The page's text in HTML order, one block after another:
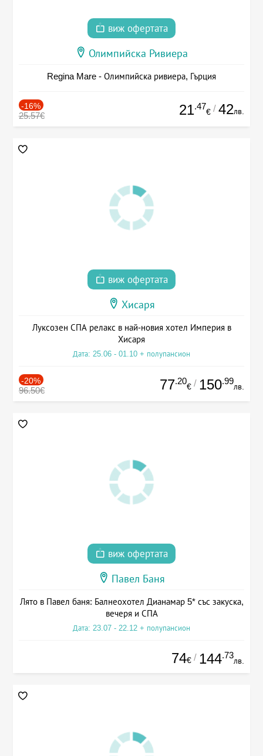
виж офертата
Олимпийска Ривиера
Regina Mare - Олимпийска ривиера, Гърция
-16%
25.57€ 21.47
€ / 42лв.
виж офертата
Хисаря
Луксозен СПА релакс в най-новия хотел Империя в
Хисаря
Дата: 25.06 - 01.10 + полупансион
-20%
96.50€ 77.20
€ / 150.99
лв.
виж офертата
Павел Баня
Лято в Павел баня: Балнеохотел Дианамар 5* със закуска,
вечеря и СПА
Дата: 23.07 - 22.12 + полупансион
74€ / 144.73
лв.